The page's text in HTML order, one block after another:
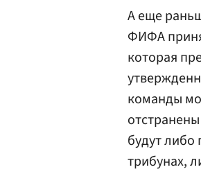
А еще
ФИФА
которая
команды
будут либо
трибунах,